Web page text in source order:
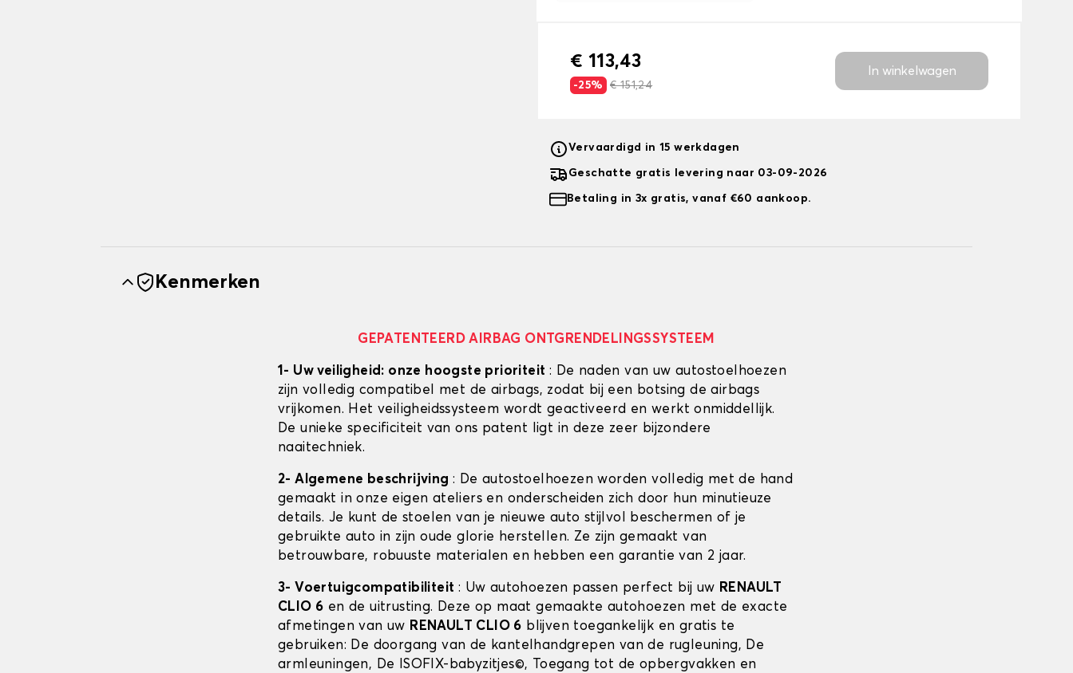
€ 113,43
-25% € 151,24
In winkelwagen
Vervaardigd in 15 werkdagen
Geschatte gratis levering naar 03-09-2026
Betaling in 3x gratis, vanaf €60 aankoop.
Kenmerken
GEPATENTEERD AIRBAG ONTGRENDELINGSSYSTEEM
1- Uw veiligheid: onze hoogste prioriteit : De naden van uw autostoelhoezen
zijn volledig compatibel met de airbags, zodat bij een botsing de airbags
vrijkomen. Het veiligheidssysteem wordt geactiveerd en werkt onmiddellijk.
De unieke specificiteit van ons patent ligt in deze zeer bijzondere
naaitechniek.
2- Algemene beschrijving : De autostoelhoezen worden volledig met de hand
gemaakt in onze eigen ateliers en onderscheiden zich door hun minutieuze
details. Je kunt de stoelen van je nieuwe auto stijlvol beschermen of je
gebruikte auto in zijn oude glorie herstellen. Ze zijn gemaakt van
betrouwbare, robuuste materialen en hebben een garantie van 2 jaar.
3- Voertuigcompatibiliteit : Uw autohoezen passen perfect bij uw RENAULT
CLIO 6 en de uitrusting. Deze op maat gemaakte autohoezen met de exacte
afmetingen van uw RENAULT CLIO 6 blijven toegankelijk en gratis te
gebruiken: De doorgang van de kantelhandgrepen van de rugleuning, De
armleuningen, De ISOFIX-babyzitjes©, Toegang tot de opbergvakken en